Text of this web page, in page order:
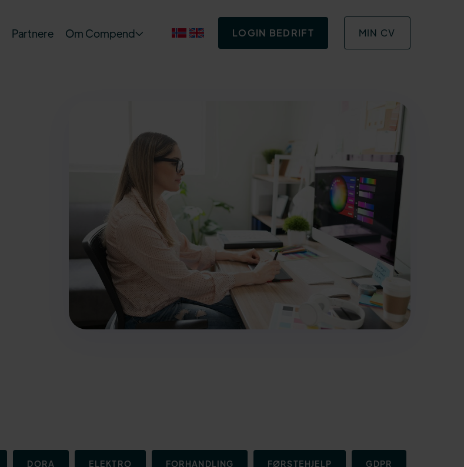
Partnere Om Compend  LOGIN BEDRIFT MIN CV
DORA ELEKTRO FORHANDLING FØRSTEHJELP GDPR